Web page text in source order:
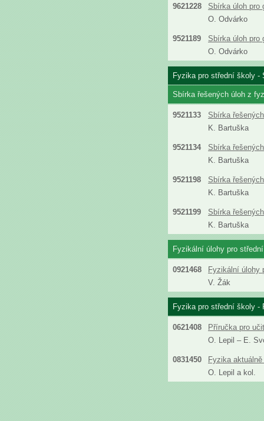
9621228
Sbírka úloh pro
O. Odvárko
9521189
Sbírka úloh pro
O. Odvárko
Fyzika pro střední školy -
Sbírka řešených úloh z
9521133
Sbírka
K. Bartuška
9521134
Sbírka
K. Bartuška
9521198
Sbírka
K. Bartuška
9521199
Sbírka
K. Bartuška
Fyzikální úlohy pro
0921468
Fyzikální úlohy
V. Žák
Fyzika pro střední školy -
0621408
Příručka pro
O. Lepil – E.
0831450
Fyzika
O. Lepil a kol.